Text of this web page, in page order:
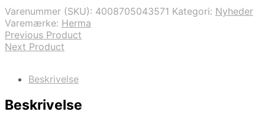
Varenummer (SKU): 4008705043571 Kategori: Nyheder
Varemærke: Herma
Previous Product
Next Product
Beskrivelse
Beskrivelse